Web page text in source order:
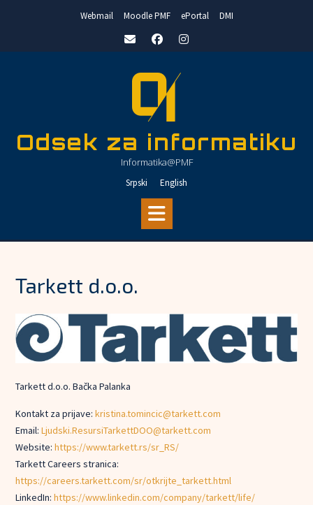
Webmail Moodle PMF ePortal DMI
Odsek za informatiku
Informatika@PMF
Srpski English
Tarkett d.o.o.
Tarkett d.o.o. Bačka Palanka
Kontakt za prijave: kristina.tomincic@tarkett.com
Email: Ljudski.ResursiTarkettDOO@tarkett.com
Website: https://www.tarkett.rs/sr_RS/
Tarkett Careers stranica:
https://careers.tarkett.com/sr/otkrijte_tarkett.html
LinkedIn: https://www.linkedin.com/company/tarkett/life/